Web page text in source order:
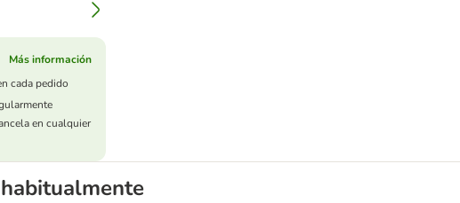
Más información
cada pedido
en cualquier